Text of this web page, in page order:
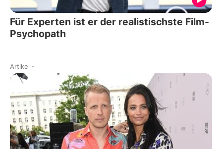
Für Experten ist er der realistischste Film-
Psychopath
Artikel -